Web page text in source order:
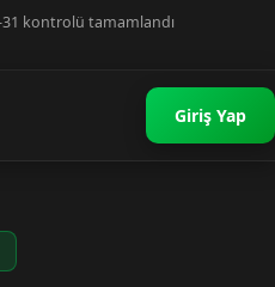
31 kontrolü tamamlandı
Giriş Yap